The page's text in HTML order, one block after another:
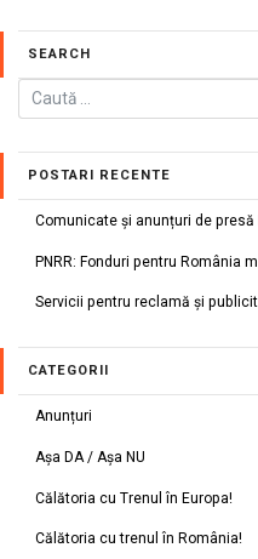
SEARCH
POSTARI RECENTE
Comunicate și anunțuri de presă
PNRR: Fonduri pentru România
Servicii pentru reclamă și
CATEGORII
Anunțuri
Așa DA / Așa NU
Călătoria cu Trenul în Europa!
Călătoria cu trenul în România!